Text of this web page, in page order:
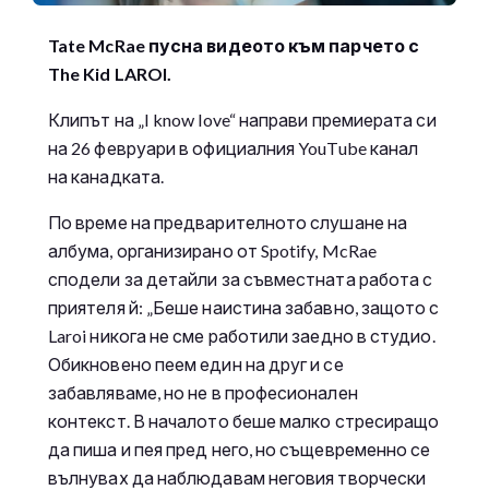
Tate McRae пусна видеото към парчето с
The Kid LAROI.
Клипът на „I know love“ направи премиерата си
на 26 февруари в официалния YouTube канал
на канадката.
По време на предварителното слушане на
албума, организирано от Spotify, McRae
сподели за детайли за съвместната работа с
приятеля й: „Беше наистина забавно, защото с
Laroi никога не сме работили заедно в студио.
Обикновено пеем един на друг и се
забавляваме, но не в професионален
контекст. В началото беше малко стресиращо
да пиша и пея пред него, но същевременно се
вълнувах да наблюдавам неговия творчески